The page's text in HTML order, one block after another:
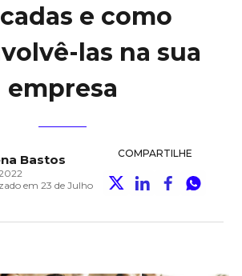
e como
las na sua
empresa
Bastos
em 23 de Julho
COMPARTILHE